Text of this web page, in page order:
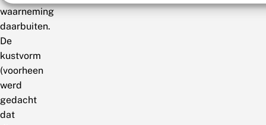
daarbuiten.
De
kustvorm
(voorheen
werd
gedacht
dat
dit